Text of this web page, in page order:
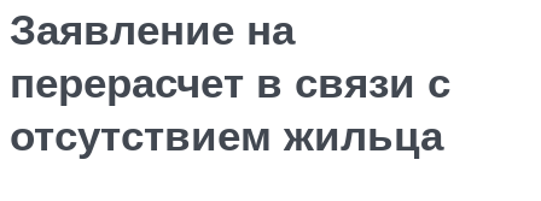
Заявление на
перерасчет в связи с
отсутствием жильца